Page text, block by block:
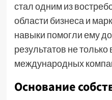
стал одним из
области бизнеса и
навыки помогли ему
результатов не
международных
Основание